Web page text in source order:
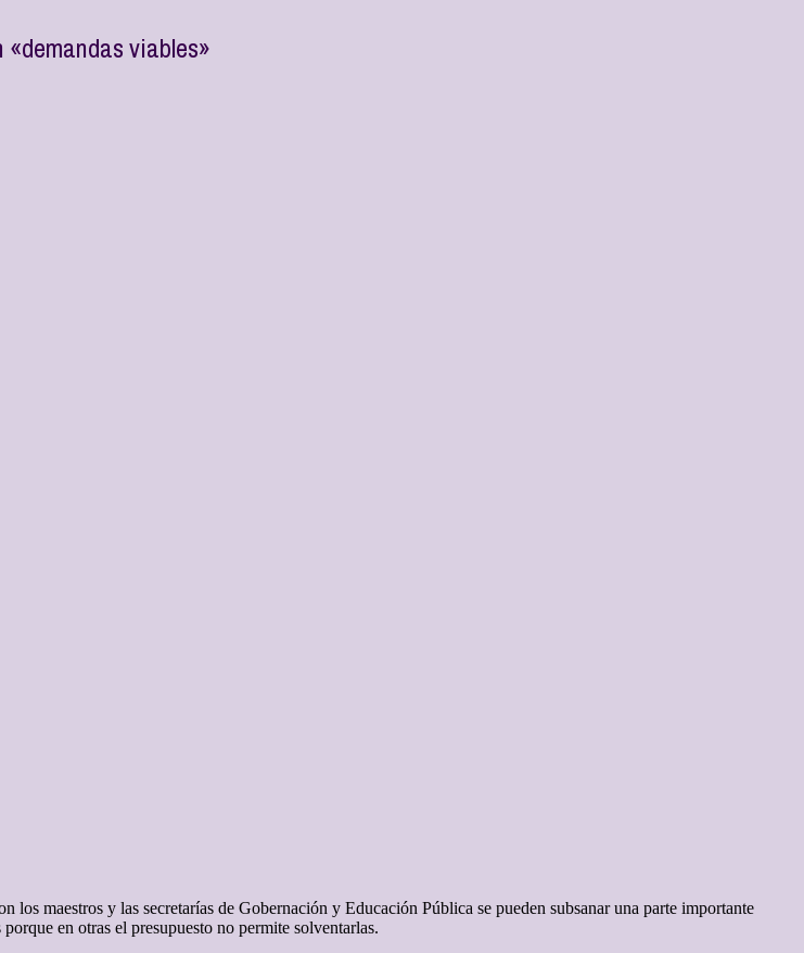
viables»
maestros y las secretarías de Gobernación y Educación Pública se pueden subsanar una parte importante
en otras el presupuesto no permite solventarlas.